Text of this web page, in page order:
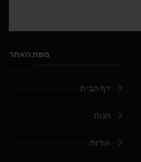
מפת האתר
דף הבית
חנות
אודות